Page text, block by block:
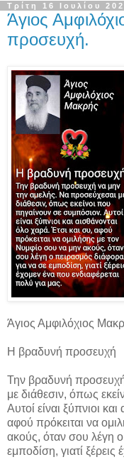
Τρίτη 16 Ιουλίου
Άγιος
προσευχή.
Άγιος Αμφιλόχιος
Η βραδυνή προσευχή
Την βραδυνή
με διάθεσιν, όπως
Αυτοί είναι ξύπνιοι
αφού πρόκειται να
ακούς, όταν σου λέγη
εμποδίση, γιατί